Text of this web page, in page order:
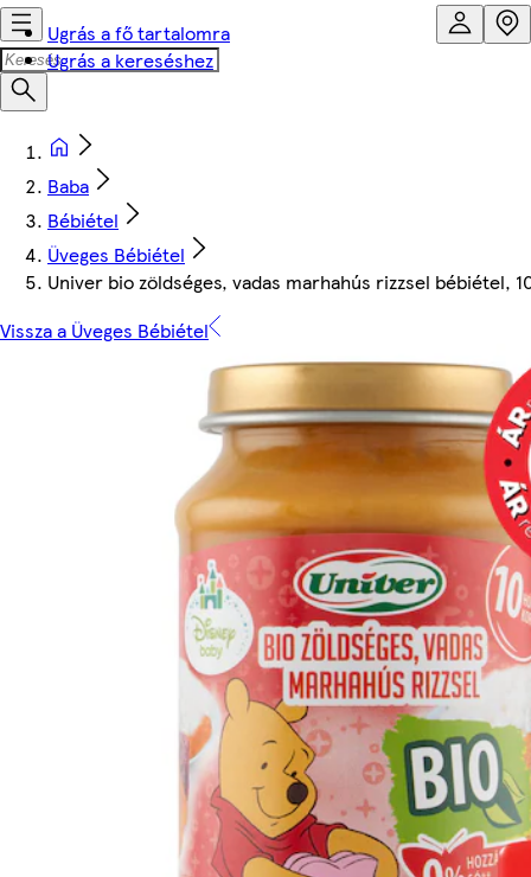
Ugrás a fő tartalomra
Ugrás a kereséshez
Baba
Bébiétel
Üveges Bébiétel
Univer bio zöldséges, vadas marhahús rizzsel bébiétel,
Vissza a Üveges Bébiétel